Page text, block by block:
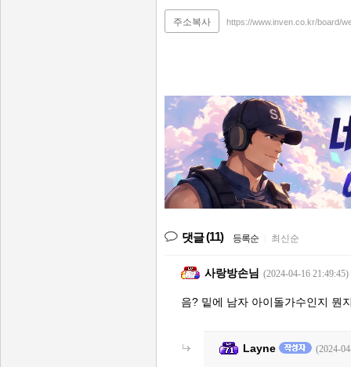
주소복사 https://www.inven.co.kr/board/
댓글(11) 등록순 최신순
사랑방손님 (2024-04-16 21:49:45)
음? 밑에 남자 아이돌가수인지 뭔
Layne (2024-